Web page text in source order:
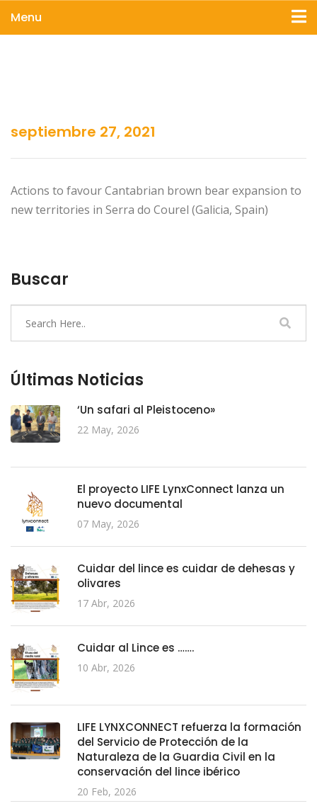
Menu
septiembre 27, 2021
Actions to favour Cantabrian brown bear expansion to
new territories in Serra do Courel (Galicia, Spain)
Buscar
Últimas Noticias
‘Un safari al Pleistoceno»
22 May, 2026
El proyecto LIFE LynxConnect lanza un
nuevo documental
07 May, 2026
Cuidar del lince es cuidar de dehesas y
olivares
17 Abr, 2026
Cuidar al Lince es …….
10 Abr, 2026
LIFE LYNXCONNECT refuerza la formación
del Servicio de Protección de la
Naturaleza de la Guardia Civil en la
conservación del lince ibérico
20 Feb, 2026